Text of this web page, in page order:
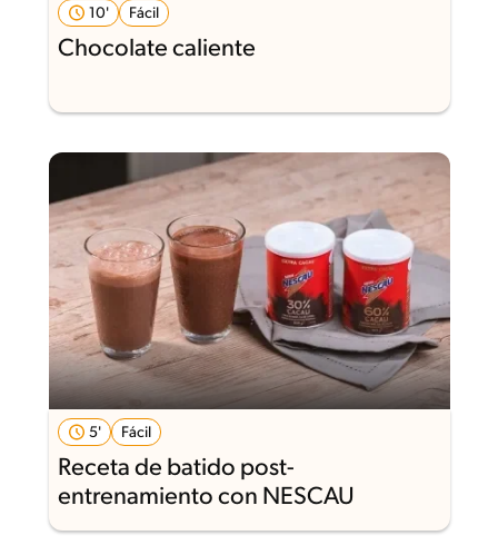
10' Fácil
Chocolate caliente
5' Fácil
Receta de batido post-
entrenamiento con NESCAU